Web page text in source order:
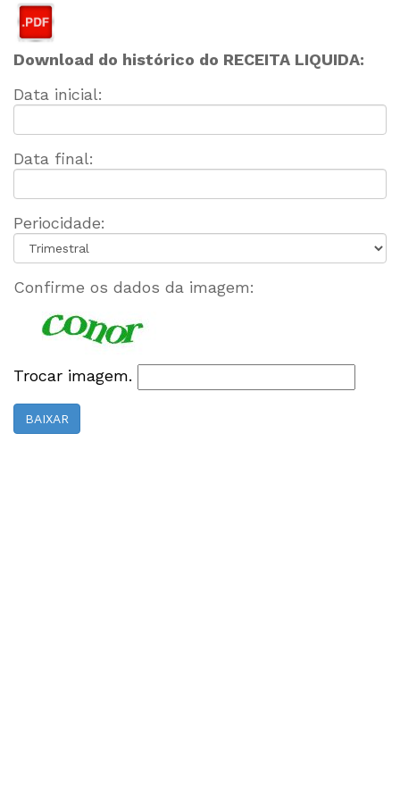
Download do histórico do RECEITA LIQUIDA:
Data inicial:
Data final:
Periocidade:
Confirme os dados da imagem:
Trocar imagem.